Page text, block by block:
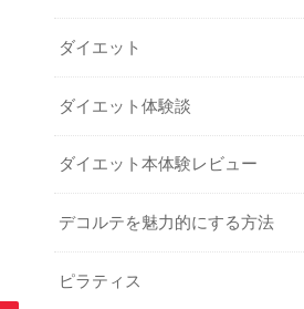
ダイエット
ダイエット体験談
ダイエット本体験レビュー
デコルテを魅力的にする方法
ピラティス